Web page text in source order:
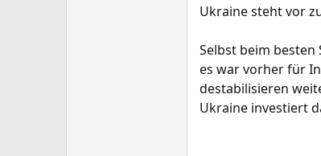
Ukraine steht vor
Selbst beim
es war vorher für
destabilisieren
Ukraine investiert